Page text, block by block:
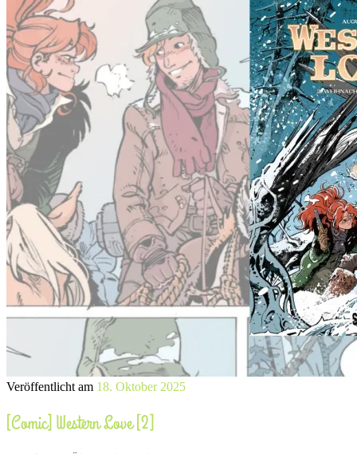
Veröffentlicht am 18. Oktober 2025
[Comic] Western Love [2]